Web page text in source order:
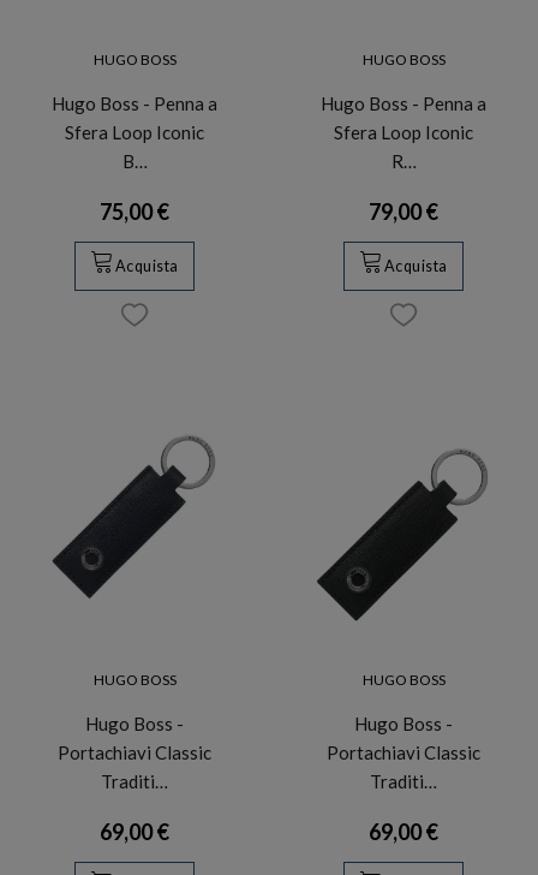
HUGO BOSS
Hugo Boss - Penna a
Sfera Loop Iconic
B…
75,00 €
Acquista
HUGO BOSS
Hugo Boss - Penna a
Sfera Loop Iconic
R…
79,00 €
Acquista
HUGO BOSS
Hugo Boss -
Portachiavi Classic
Traditi…
69,00 €
HUGO BOSS
Hugo Boss -
Portachiavi Classic
Traditi…
69,00 €